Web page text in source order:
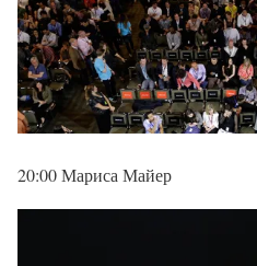
20:00 Мариса Майер